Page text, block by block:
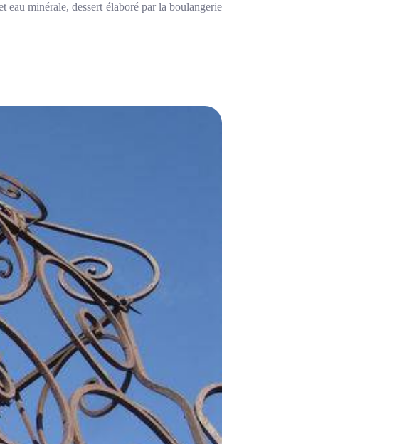
minérale, dessert élaboré par la boulangerie